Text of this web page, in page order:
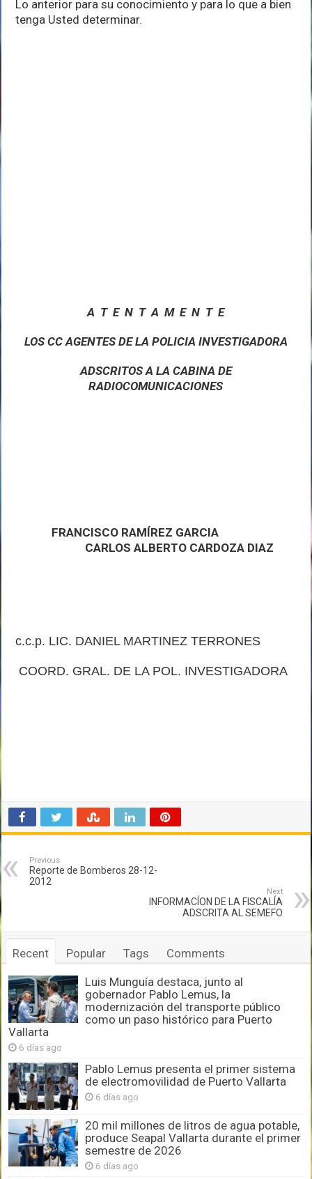
Lo anterior para su conocimiento y para lo que a bien
tenga Usted determinar.
A T E N T A M E N T E
LOS CC AGENTES DE LA POLICIA INVESTIGADORA
ADSCRITOS A LA CABINA DE
RADIOCOMUNICACIONES
FRANCISCO RAMÍREZ GARCIA
CARLOS ALBERTO CARDOZA DIAZ
c.c.p. LIC. DANIEL MARTINEZ TERRONES
COORD. GRAL. DE LA POL. INVESTIGADORA
Previous
Reporte de Bomberos 28-12-
2012
Next
INFORMACÍON DE LA FISCALÍA
ADSCRITA AL SEMEFO
Recent Popular Tags Comments
Luis Munguía destaca, junto al
gobernador Pablo Lemus, la
modernización del transporte público
como un paso histórico para Puerto
Vallarta
6 días ago
Pablo Lemus presenta el primer sistema
de electromovilidad de Puerto Vallarta
6 días ago
20 mil millones de litros de agua potable,
produce Seapal Vallarta durante el primer
semestre de 2026
6 días ago